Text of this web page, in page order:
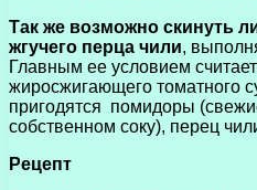
Так же возможно скинуть
жгучего перца чили,
Главным ее условием
жиросжигающего томатного
пригодятся помидоры
собственном соку), перец
Рецепт